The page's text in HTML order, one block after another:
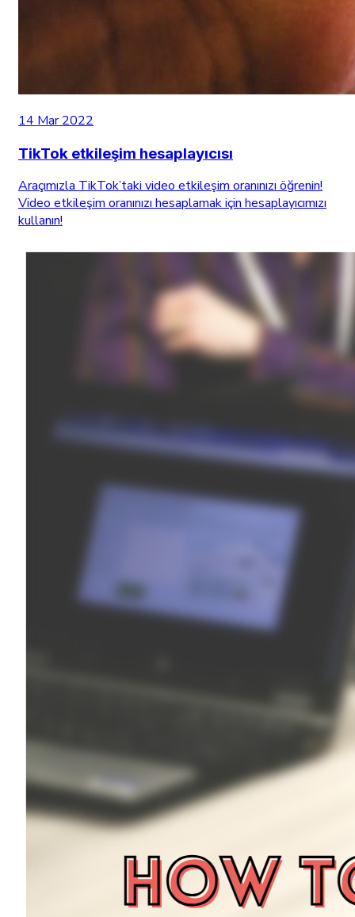
14 Mar 2022
TikTok etkileşim hesaplayıcısı
Araçımızla TikTok’taki video etkileşim oranınızı öğrenin!
Video etkileşim oranınızı hesaplamak için hesaplayıcımızı
kullanın!